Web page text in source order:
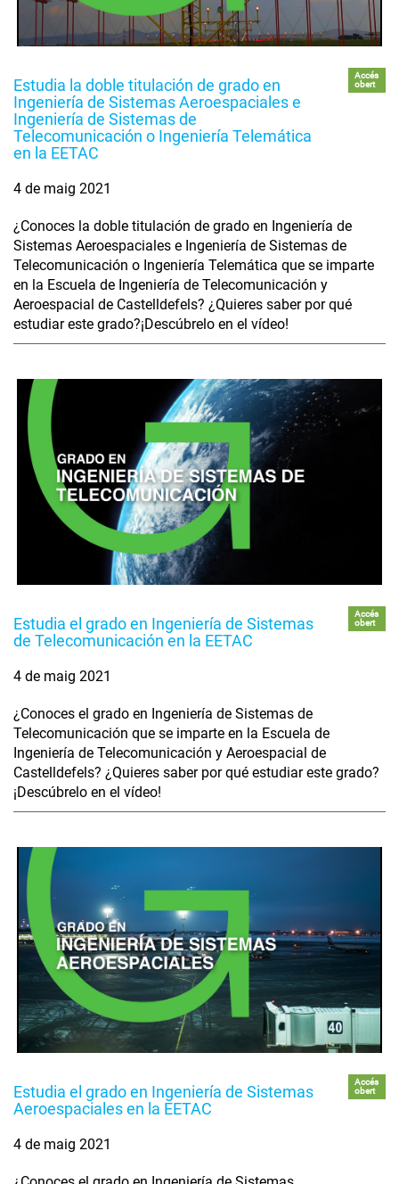
Estudia la doble titulación de grado en
Ingeniería de Sistemas Aeroespaciales e
Ingeniería de Sistemas de
Telecomunicación o Ingeniería Telemática
en la EETAC
Accés
obert
4 de maig 2021
¿Conoces la doble titulación de grado en Ingeniería de
Sistemas Aeroespaciales e Ingeniería de Sistemas de
Telecomunicación o Ingeniería Telemática que se imparte
en la Escuela de Ingeniería de Telecomunicación y
Aeroespacial de Castelldefels? ¿Quieres saber por qué
estudiar este grado?¡Descúbrelo en el vídeo!
Estudia el grado en Ingeniería de Sistemas
de Telecomunicación en la EETAC
Accés
obert
4 de maig 2021
¿Conoces el grado en Ingeniería de Sistemas de
Telecomunicación que se imparte en la Escuela de
Ingeniería de Telecomunicación y Aeroespacial de
Castelldefels? ¿Quieres saber por qué estudiar este grado?
¡Descúbrelo en el vídeo!
Estudia el grado en Ingeniería de Sistemas
Aeroespaciales en la EETAC
Accés
obert
4 de maig 2021